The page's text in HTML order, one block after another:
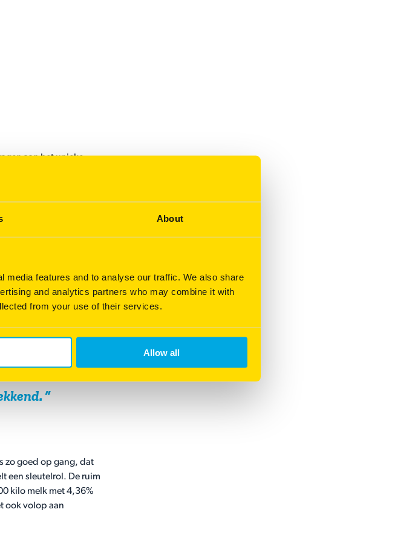
About
features and to analyse our traffic. We also share
and analytics partners who may combine it with
from your use of their services.
Allow all
aan het unieke
wat de klaver
van voederwaarde.
niet.
rode klavers als het
zo goed op gang, dat
een sleutelrol. De ruim
kilo melk met 4,36%
ook volop aan